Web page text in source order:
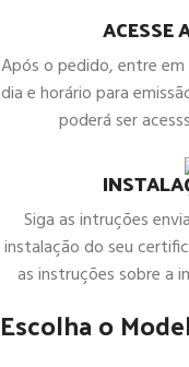
ACESSE
Após o pedido, entre
dia e horário para
poderá ser
Siga as intruções
instalação do seu
as instruções sobre a
Escolha o